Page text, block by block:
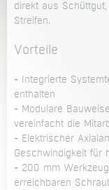
direkt aus
Streifen.
Vorteile
+ Integrierte
enthalten
+ Modulare
vereinfacht die
+ Elektrischer
Geschwindigkeit für
+ 200 mm
erreichbaren